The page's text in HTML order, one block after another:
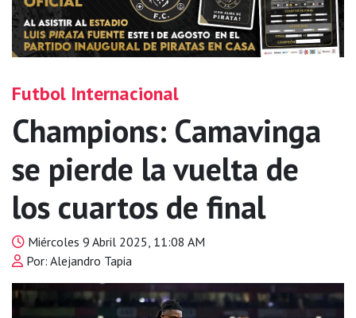
Futbol Internacional
Champions: Camavinga
se pierde la vuelta de
los cuartos de final
Miércoles 9 Abril 2025, 11:08 AM
Por: Alejandro Tapia